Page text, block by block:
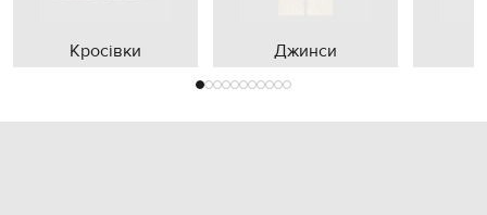
Кросівки Джинси